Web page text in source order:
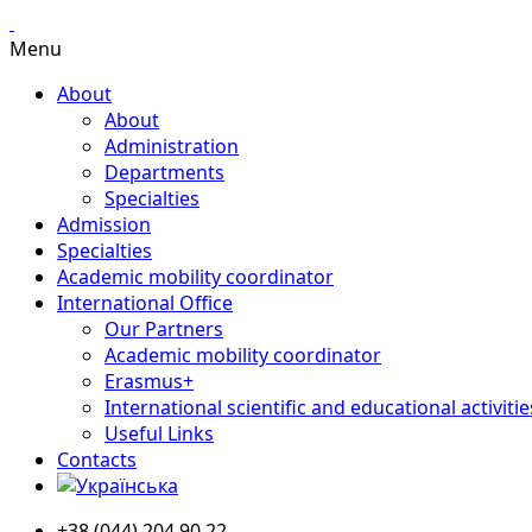
Menu
About
About
Administration
Departments
Specialties
Admission
Specialties
Academic mobility coordinator
International Office
Our Partners
Academic mobility coordinator
Erasmus+
International scientific and educational
Useful Links
Contacts